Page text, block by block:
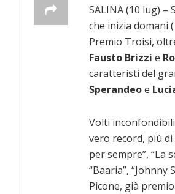
SALINA (10 lug) –
che inizia domani
Premio Troisi,
Fausto Brizzi e
caratteristi del
Sperandeoe
Volti
vero record, più
per sempre”, “La
“Baaria”,
Picone, già